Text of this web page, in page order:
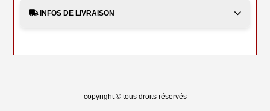
INFOS DE LIVRAISON
copyright © tous droits réservés